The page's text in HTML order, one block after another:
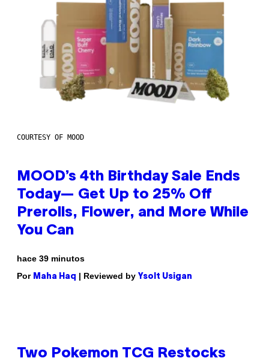
COURTESY OF MOOD
MOOD’s 4th Birthday Sale Ends
Today— Get Up to 25% Off
Prerolls, Flower, and More While
You Can
hace 39 minutos
Por Maha Haq | Reviewed by Ysolt Usigan
Two Pokemon TCG Restocks